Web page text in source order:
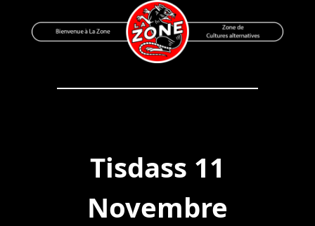
to
Bienvenue à La Zone
Zone de Cultures Alternatives
Tisdass 11
Novembre